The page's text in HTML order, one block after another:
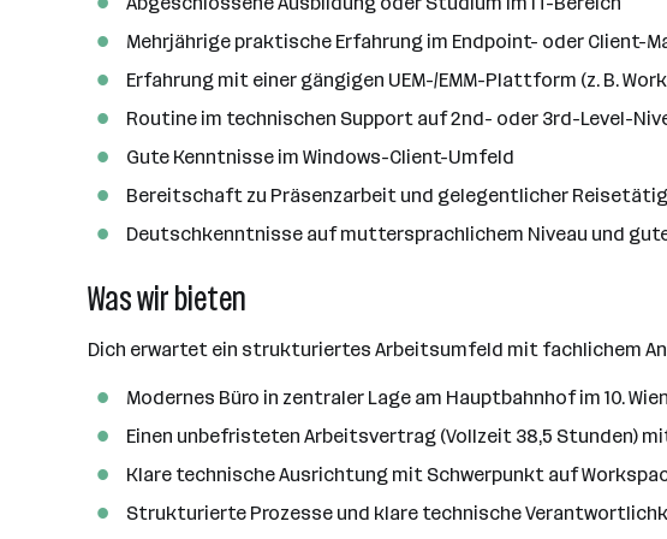
Mehrjährige praktische Erfahrung im Endpoint- oder Client-
Erfahrung mit einer gängigen UEM-/EMM-Plattform (z. B.
Routine im technischen Support auf 2nd- oder 3rd-Level-
Gute Kenntnisse im Windows-Client-Umfeld
Bereitschaft zu Präsenzarbeit und gelegentlicher
Deutschkenntnisse auf muttersprachlichem Niveau und
Was wir bieten
Dich erwartet ein strukturiertes Arbeitsumfeld mit fachlichem
Modernes Büro in zentraler Lage am Hauptbahnhof im 10.
Einen unbefristeten Arbeitsvertrag (Vollzeit 38,5 Stunden)
Klare technische Ausrichtung mit Schwerpunkt auf
Strukturierte Prozesse und klare technische